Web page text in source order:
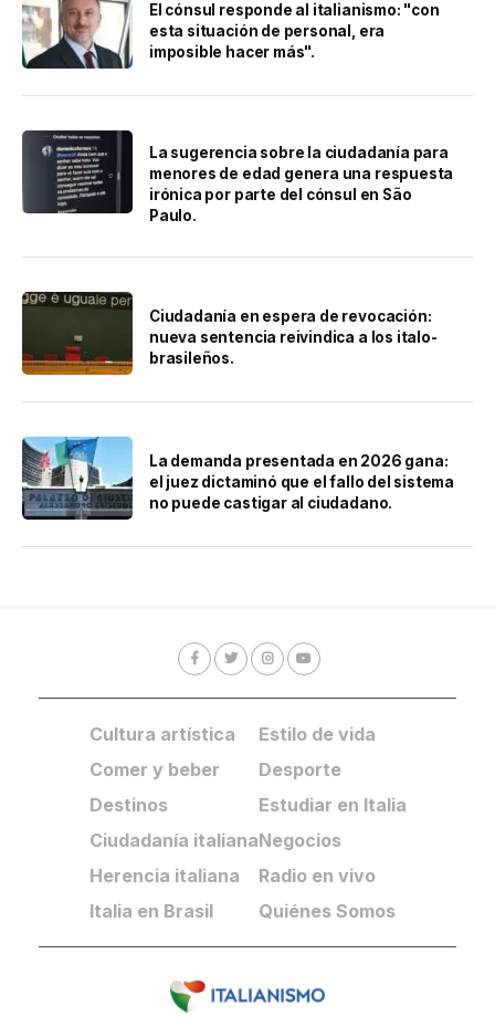
El cónsul responde al italianismo: "con
esta situación de personal, era
imposible hacer más".
La sugerencia sobre la ciudadanía para
menores de edad genera una respuesta
irónica por parte del cónsul en São
Paulo.
Ciudadanía en espera de revocación:
nueva sentencia reivindica a los italo-
brasileños.
La demanda presentada en 2026 gana:
el juez dictaminó que el fallo del sistema
no puede castigar al ciudadano.
Cultura artística
Comer y beber
Destinos
Ciudadanía italiana
Herencia italiana
Italia en Brasil
Estilo de vida
Desporte
Estudiar en Italia
Negocios
Radio en vivo
Quiénes Somos